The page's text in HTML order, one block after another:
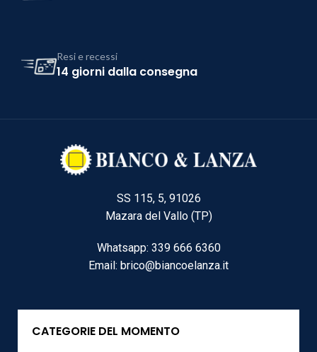
Resi e recessi
14 giorni dalla consegna
SS 115, 5, 91026
Mazara del Vallo (TP)
Whatsapp: 339 666 6360
Email: brico@biancoelanza.it
CATEGORIE DEL MOMENTO